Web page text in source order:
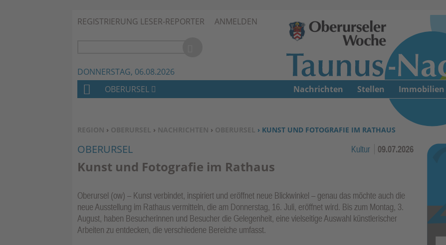
Zum Inhalt springen ↓
REGISTRIERUNG LESER-REPORTER ANMELDEN
DONNERSTAG, 06.08.2026
SIE BEFINDEN SICH HIER:
REGION › OBERURSEL › NACHRICHTEN › OBERURSEL › KUNST UND FOTOGRAFIE IM RATHAUS
OBERURSEL Kultur 09.07.2026
Kunst und Fotografie im Rathaus
Oberursel (ow) – Kunst verbindet, inspiriert und eröffnet neue Blickwinkel – genau das möchte auch die
neue Ausstellung im Rathaus vermitteln, die am Donnerstag, 16. Juli, eröffnet wird. Bis zum Montag, 3.
August, haben Besucherinnen und Besucher die Gelegenheit, eine vielseitige Auswahl künstlerischer
Arbeiten zu entdecken, die verschiedene Bereiche umfasst.
H
M
E
OBERURSEL Nachrichten Stellen Immobilien